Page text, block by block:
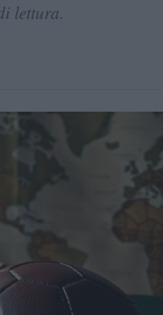
lettura.